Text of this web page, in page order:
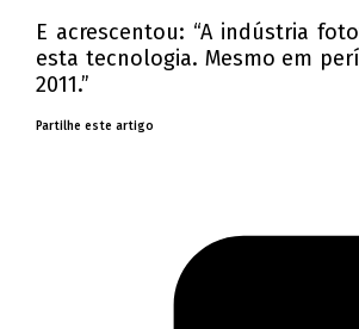
E acrescentou: “A indústria
esta tecnologia. Mesmo em
2011.”
Partilhe este artigo